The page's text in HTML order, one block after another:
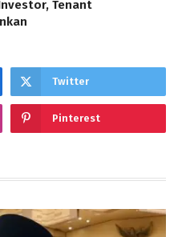
Tenant
Twitter
Pinterest